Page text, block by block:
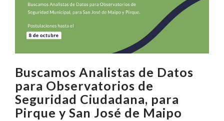
Buscamos Analistas de Datos
para Observatorios de
Seguridad Ciudadana, para
Pirque y San José de Maipo